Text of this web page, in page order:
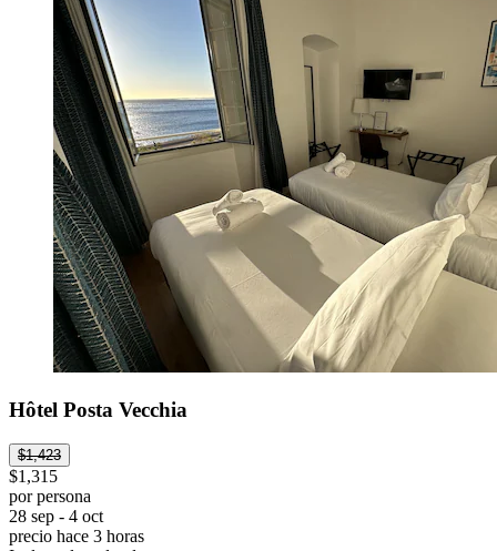
Hôtel Posta Vecchia
$1,423
$1,315
por persona
28 sep - 4 oct
precio hace 3 horas